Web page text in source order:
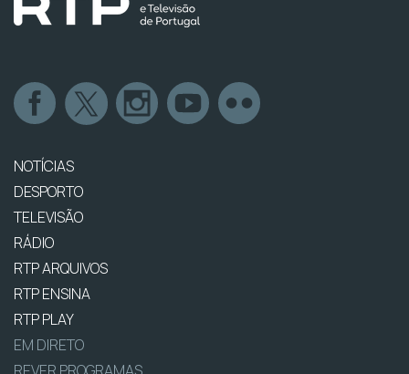
NOTÍCIAS
DESPORTO
TELEVISÃO
RÁDIO
RTP ARQUIVOS
RTP ENSINA
RTP PLAY
EM DIRETO